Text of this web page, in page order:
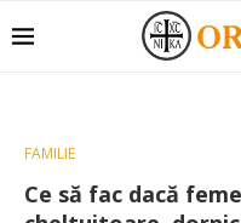
FAMILIE
Ce să fac dacă